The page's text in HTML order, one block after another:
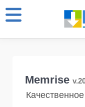
Memrise